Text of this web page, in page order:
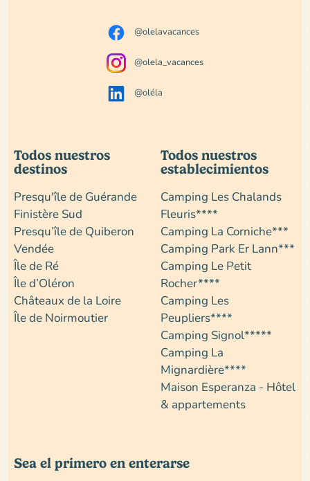
@olelavacances
@olela_vacances
@oléla
Todos nuestros
destinos
Presqu'île de Guérande
Finistère Sud
Presqu’île de Quiberon
Vendée
Île de Ré
Île d’Oléron
Châteaux de la Loire
Île de Noirmoutier
Todos nuestros
establecimientos
Camping Les Chalands
Fleuris****
Camping La Corniche***
Camping Park Er Lann***
Camping Le Petit
Rocher****
Camping Les
Peupliers****
Camping Signol*****
Camping La
Mignardière****
Maison Esperanza - Hôtel
& appartements
Sea el primero en enterarse